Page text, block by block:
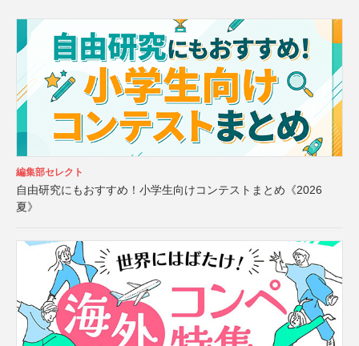
編集部セレクト
自由研究にもおすすめ！小学生向けコンテストまとめ《2026
夏》